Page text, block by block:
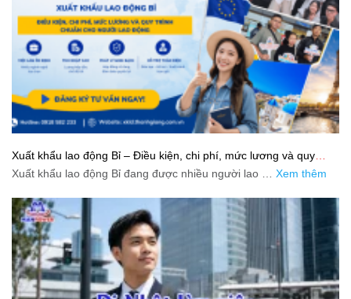
Xuất khẩu lao động Bỉ – Điều kiện, chi phí, mức lương và quy
trình chuẩn cho người lao động
Xuất khẩu lao động Bỉ đang được nhiều người lao … Xem thêm